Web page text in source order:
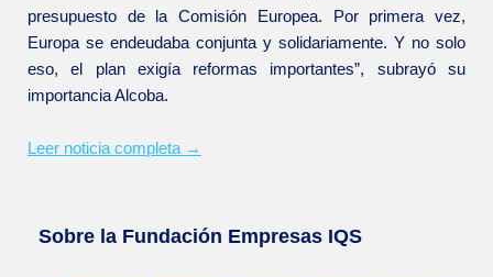
presupuesto de la Comisión Europea. Por primera vez,
Europa se endeudaba conjunta y solidariamente. Y no solo
eso, el plan exigía reformas importantes”, subrayó su
importancia Alcoba.
Leer noticia completa →
Sobre la Fundación Empresas IQS